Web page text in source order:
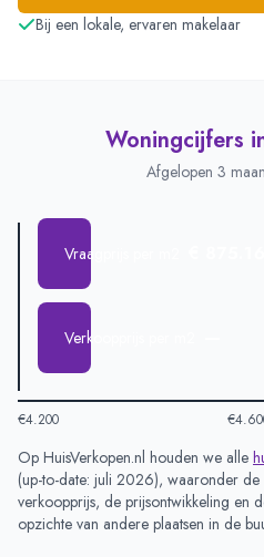
Bij een lokale, ervaren makelaar
Woningcijfers
Afgelopen 3
Vraagprijs per m2
Verkoopprijs per m2
€4.200
Op HuisVerkopen.nl houden we alle
(up-to-date: juli 2026), waaronder
verkoopprijs, de prijsontwikkeling en
opzichte van andere plaatsen in de